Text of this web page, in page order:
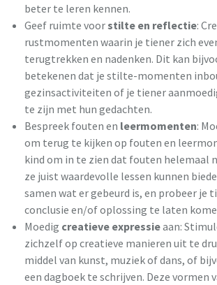
beter te leren kennen.
Geef ruimte voorstilte en reflectie:
rustmomenten waarin je tiener zich
terugtrekken en nadenken. Dit kan
betekenen dat je stilte-momenten
gezinsactiviteiten of je tiener
te zijn met hun gedachten.
Bespreek fouten en leermomenten:
om terug te kijken op fouten en
kind om in te zien dat fouten helemaal
ze juist waardevolle lessen kunnen
samen wat er gebeurd is, en probeer je
conclusie en/of oplossing te laten
Moedig creatieve expressieaan:
zichzelf op creatieve manieren uit te
middel van kunst, muziek of dans, of
een dagboek te schrijven. Deze vormen